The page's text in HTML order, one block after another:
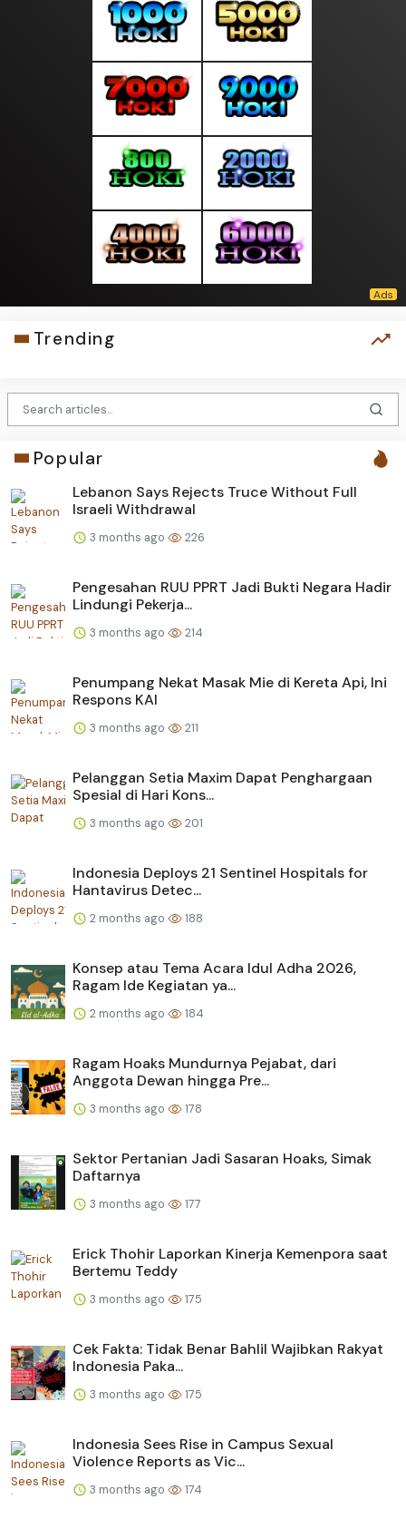
Trending
Popular
Lebanon Says Rejects Truce Without Full
Israeli Withdrawal
3 months ago 226
Pengesahan RUU PPRT Jadi Bukti Negara Hadir
Lindungi Pekerja...
3 months ago 214
Penumpang Nekat Masak Mie di Kereta Api, Ini
Respons KAI
3 months ago 211
Pelanggan Setia Maxim Dapat Penghargaan
Spesial di Hari Kons...
3 months ago 201
Indonesia Deploys 21 Sentinel Hospitals for
Hantavirus Detec...
2 months ago 188
Konsep atau Tema Acara Idul Adha 2026,
Ragam Ide Kegiatan ya...
2 months ago 184
Ragam Hoaks Mundurnya Pejabat, dari
Anggota Dewan hingga Pre...
3 months ago 178
Sektor Pertanian Jadi Sasaran Hoaks, Simak
Daftarnya
3 months ago 177
Erick Thohir Laporkan Kinerja Kemenpora saat
Bertemu Teddy
3 months ago 175
Cek Fakta: Tidak Benar Bahlil Wajibkan Rakyat
Indonesia Paka...
3 months ago 175
Indonesia Sees Rise in Campus Sexual
Violence Reports as Vic...
3 months ago 174